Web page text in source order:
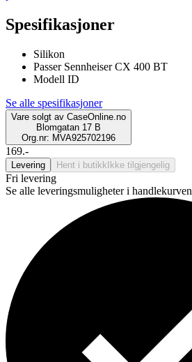
Spesifikasjoner
Silikon
Passer Sennheiser CX 400 BT
Modell ID
Se alle spesifikasjoner
Vare solgt av CaseOnline.no
Blomgatan 17 B
Org.nr: MVA925702196
169.-
Levering Hent i butikk Ikke tilgjengelig
Fri levering
Se alle leveringsmuligheter i handlekurven